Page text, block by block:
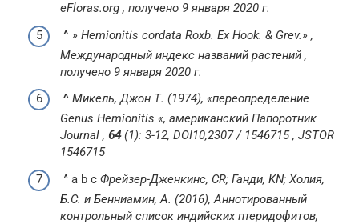
eFloras.org , получено 9 января 2020 г.
^ » Hemionitis cordata Roxb. Ex Hook. & Grev.» ,
Международный индекс названий растений ,
получено 9января 2020 г.
^ Микель, Джон Т. (1974), «переопределение
Genus Hemionitis «, американский Папоротник
Journal , 64(1): 3-12, DOI10,2307 / 1546715, JSTOR
1546715
^ a b c Фрейзер-Дженкинс, CR; Ганди, KN; Холия,
Б.С. и Бенниамин, А. (2016),Аннотированный
контрольный список индийских птеридофитов,